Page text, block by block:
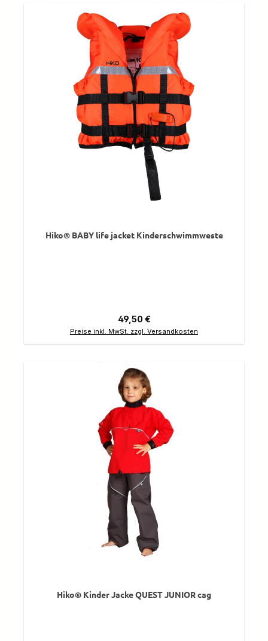
Hiko® BABY life jacket Kinderschwimmweste
Regulärer Preis:
49,50 €
Preise inkl. MwSt. zzgl. Versandkosten
Hiko® Kinder Jacke QUEST JUNIOR cag